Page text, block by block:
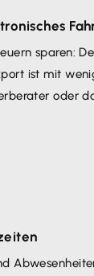
sparen:
ist mit
oder